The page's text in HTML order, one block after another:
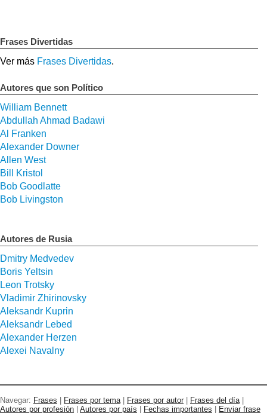
Frases Divertidas
Ver más Frases Divertidas.
Autores que son Político
William Bennett
Abdullah Ahmad Badawi
Al Franken
Alexander Downer
Allen West
Bill Kristol
Bob Goodlatte
Bob Livingston
Autores de Rusia
Dmitry Medvedev
Boris Yeltsin
Leon Trotsky
Vladimir Zhirinovsky
Aleksandr Kuprin
Aleksandr Lebed
Alexander Herzen
Alexei Navalny
Navegar: Frases Frases por tema| Frases por autor Frases del día|
Autores por profesión
Autores por país Fechas importantes Enviar frase